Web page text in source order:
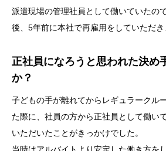
派遣現場の管理社員として働いていたの
後、5年前に本社で再雇用をしていただき
正社員になろうと思われた決め
か？
子どもの手が離れてからレギュラークル
た際に、社員の方から正社員として働い
いただいたことがきっかけでした。